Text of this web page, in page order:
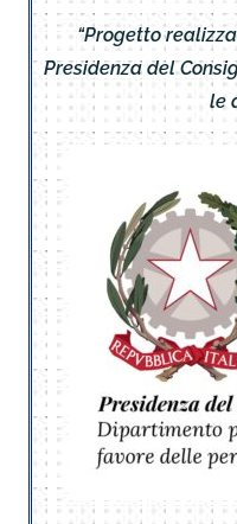
“Progetto
Presidenza del
le